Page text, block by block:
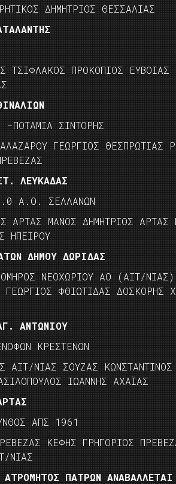
ΔΗΜΗΤΡΙΟΣ ΘΕΣΣΑΛΙΑΣ
ΤΣΙΦΛΑΚΟΣ ΠΡΟΚΟΠΙΟΣ ΕΥΒΟΙΑΣ
ΠΟΤΑΜΙΑ ΣΙΝΤΟΡΗΣ
ΓΕΩΡΓΙΟΣ ΘΕΣΠΡΩΤΙΑΣ
ΛΕΥΚΑΔΑΣ
Α.Ο. ΣΕΛΛΑΝΩΝ
ΑΡΤΑΣ ΜΑΝΟΣ ΔΗΜΗΤΡΙΟΣ ΑΡΤΑΣ
ΗΠΕΙΡΟΥ
ΔΗΜΟΥ ΔΩΡΙΔΑΣ
ΝΕΟΧΩΡΙΟΥ ΑΟ (ΑΙΤ/ΝΙΑΣ)
ΓΕΩΡΓΙΟΣ ΦΘΙΩΤΙΔΑΣ ΔΟΣΚΟΡΗΣ
ΑΝΤΩΝΙΟΥ
ΚΡΕΣΤΕΝΩΝ
ΑΙΤ/ΝΙΑΣ ΣΟΥΖΑΣ
ΙΩΑΝΝΗΣ ΑΧΑΪΑΣ
ΑΠΣ 1961
ΚΕΦΗΣ ΓΡΗΓΟΡΙΟΣ
ΝΙΑΣ
ΠΑΤΡΩΝ ΑΝΑΒΑΛΛΕΤΑΙ